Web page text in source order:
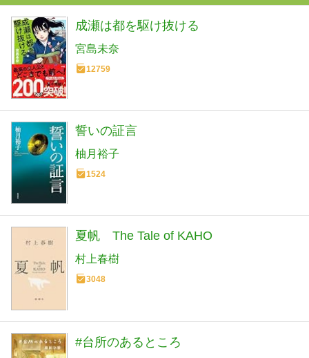
成瀬は都を駆け抜ける
宮島未奈
12759
誓いの証言
柚月裕子
1524
夏帆 The Tale of KAHO
村上春樹
3048
#台所のあるところ